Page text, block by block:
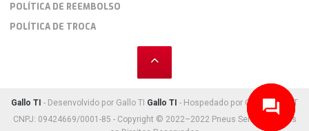
POLÍTICA DE REEMBOLSO
POLÍTICA DE TROCA
Gallo TI - Desenvolvido por Gallo TI Gallo TI - Hospedado por Gallo TI HOST
CNPJ: 09424669/0001-85 - Copyright © 2022–2022 Pneus Serv Car. Todos